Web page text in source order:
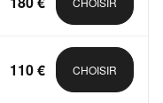
110 € CHOISIR